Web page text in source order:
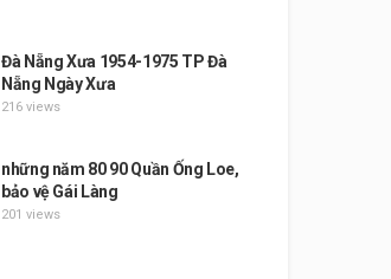
Đà Nẵng Xưa 1954-1975 TP Đà
Nẵng Ngày Xưa
216 views
những năm 80 90 Quần Ống Loe,
bảo vệ Gái Làng
201 views